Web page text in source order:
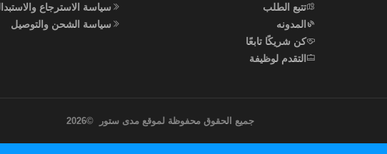
تتبع الطلب
المدونه
كن شريكًا تابعًا
التقدم لوظيفة
سياسة الاسترجاع
سياسة الشحن والتوصيل
جميع الحقوق محفوظة لموقع مدى ستور©
2026